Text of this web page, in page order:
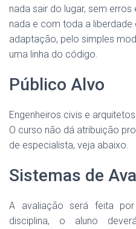
nada sair do lugar, sem
nada e com toda a
adaptação, pelo simples
uma linha do código.
Público Alvo
Engenheiros civis e
O curso não dá atribuição
de especialista, veja abaixo.
Sistemas de
A avaliação será feita
disciplina, o aluno